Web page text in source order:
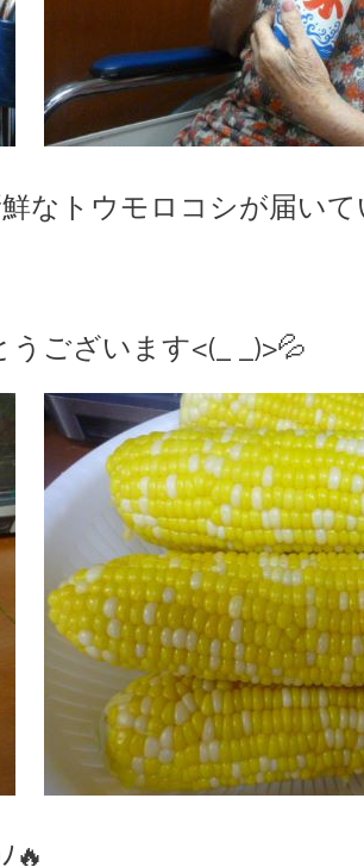
なトウモロコシが届いて
ございます<(_ _)>💦
🔥